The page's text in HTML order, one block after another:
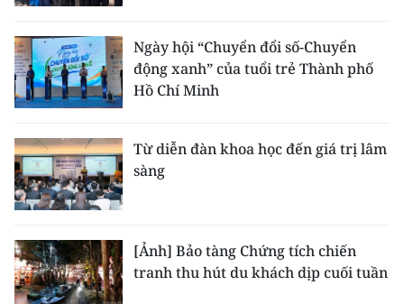
Ngày hội “Chuyển đổi số-Chuyển
động xanh” của tuổi trẻ Thành phố
Hồ Chí Minh
Từ diễn đàn khoa học đến giá trị lâm
sàng
[Ảnh] Bảo tàng Chứng tích chiến
tranh thu hút du khách dịp cuối tuần